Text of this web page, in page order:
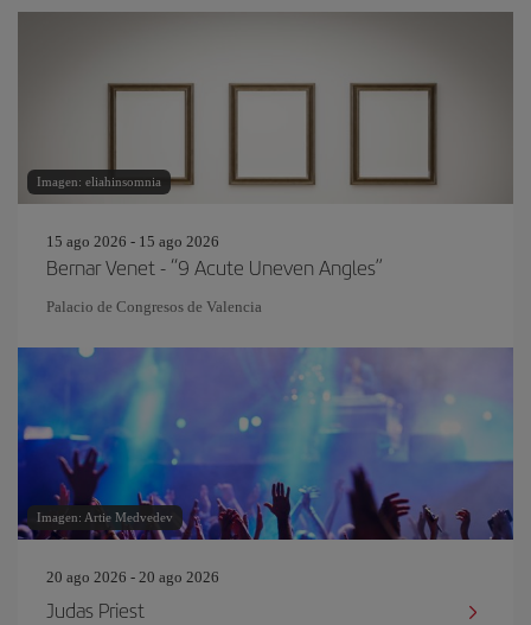
Imagen: eliahinsomnia
15 ago 2026 - 15 ago 2026
Bernar Venet - “9 Acute Uneven Angles”
Palacio de Congresos de Valencia
Imagen: Artie Medvedev
20 ago 2026 - 20 ago 2026
Judas Priest